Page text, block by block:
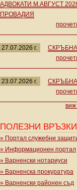
АДВОКАТИ М.АВГУСТ
ПРОВАДИЯ
27.07.2026 г.
23.07.2026 г.
виж
ПОЛЕЗНИ ВРЪЗКИ
» Портал служебни
» Информационен портал
» Варненски нотариуси
» Варненска прокуратура
» Варненски районен съд